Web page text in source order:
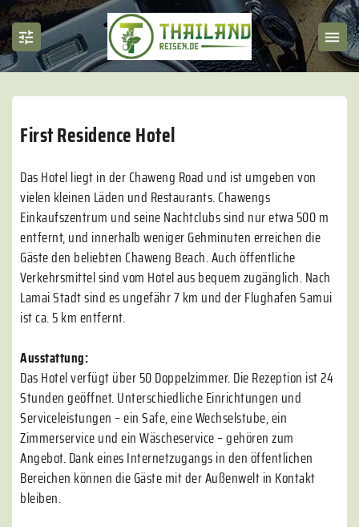
First Residence Hotel
Das Hotel liegt in der Chaweng Road und ist umgeben von
vielen kleinen Läden und Restaurants. Chawengs
Einkaufszentrum und seine Nachtclubs sind nur etwa 500 m
entfernt, und innerhalb weniger Gehminuten erreichen die
Gäste den beliebten Chaweng Beach. Auch öffentliche
Verkehrsmittel sind vom Hotel aus bequem zugänglich. Nach
Lamai Stadt sind es ungefähr 7 km und der Flughafen Samui
ist ca. 5 km entfernt.
Ausstattung:
Das Hotel verfügt über 50 Doppelzimmer. Die Rezeption ist 24
Stunden geöffnet. Unterschiedliche Einrichtungen und
Serviceleistungen – ein Safe, eine Wechselstube, ein
Zimmerservice und ein Wäscheservice – gehören zum
Angebot. Dank eines Internetzugangs in den öffentlichen
Bereichen können die Gäste mit der Außenwelt in Kontakt
bleiben.